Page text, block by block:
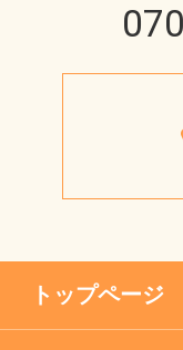
円形脱毛症
未分類
未来の健康を支える
宝塚市 メニエール病
メニエル病・突発性難
トップページ